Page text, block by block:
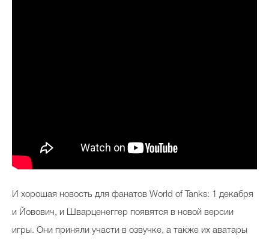
И хорошая новость для фанатов World of Tanks: 1 декабря
и Йовович, и Шварценеггер появятся в новой версии
игры. Они приняли участи в озвучке, а также их аватары